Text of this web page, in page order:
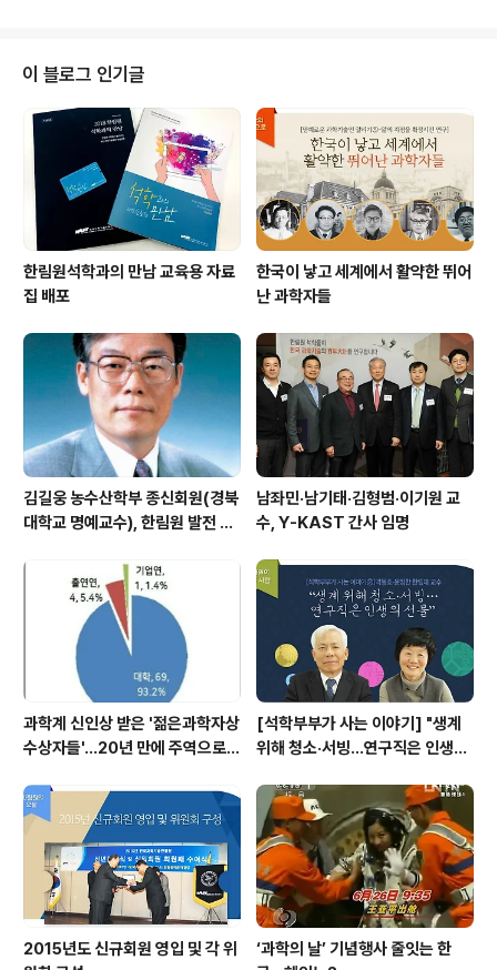
의 국민들을 뿌듯하게 만들었다. 가난하고 힘없는 나라였
지만 훌륭한 인재들이 있다는 것은 희망이고 용기였다. 국
내 뿐 아니라 전 인류의 지식의 지평을 넓혀준 명예로운 우
리나라 과학기술인들을 소개한다. 한국 최초의 화학박사
이태규…90 평생 새벽1시까지 공부해 후배들에 귀감 이태
규 박사(1902~1992)는 충남 예산에서 ..
이 블로그 인기글
한림원석학과의 만남 교육용 자료
집 배포
한국이 낳고 세계에서 활약한 뛰어
난 과학자들
김길웅 농수산학부 종신회원(경북
대학교 명예교수), 한림원 발전 위
남좌민·남기태·김형범·이기원 교
수, Y-KAST 간사 임명
과학계 신인상 받은 '젊은과학자상
수상자들'…20년 만에 주역으로
[석학부부가 사는 이야기] "생계
위해 청소·서빙…연구직은 인생의
2015년도 신규회원 영입 및 각 위
‘과학의 날’ 기념행사 줄잇는 한